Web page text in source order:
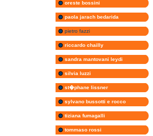
oreste bossini
paola jarach bedarida
pietro fazzi
riccardo chailly
sandra mantovani leydi
silvia luzzi
st�phane lissner
sylvano bussotti e rocco
tiziana fumagalli
tommaso rossi